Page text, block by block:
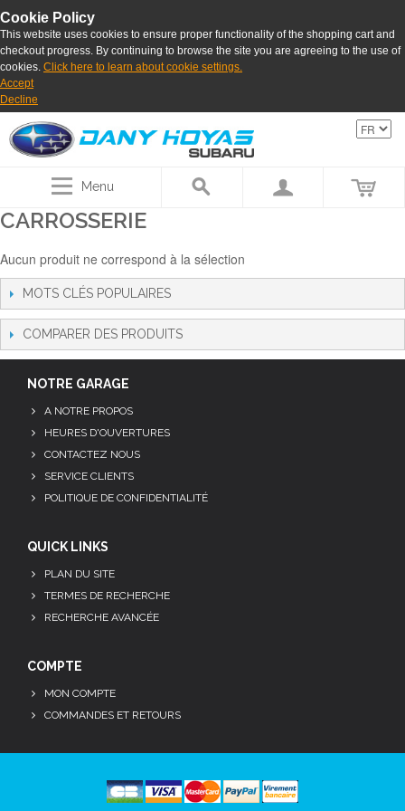
Cookie Policy
This website uses cookies to ensure proper functionality of the shopping cart and
checkout progress. By continuing to browse the site you are agreeing to the use of
cookies. Click here to learn about cookie settings.
Accept
Decline
Menu
CARROSSERIE
Aucun produit ne correspond à la sélection
MOTS CLÉS POPULAIRES
COMPARER DES PRODUITS
NOTRE GARAGE
A NOTRE PROPOS
HEURES D'OUVERTURES
CONTACTEZ NOUS
SERVICE CLIENTS
POLITIQUE DE CONFIDENTIALITÉ
QUICK LINKS
PLAN DU SITE
TERMES DE RECHERCHE
RECHERCHE AVANCÉE
COMPTE
MON COMPTE
COMMANDES ET RETOURS